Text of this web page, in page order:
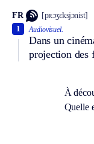
FR [pʀɔʒɛksjɔnist]
Audiovisuel.
Dans un
projection des
1
À
Quelle